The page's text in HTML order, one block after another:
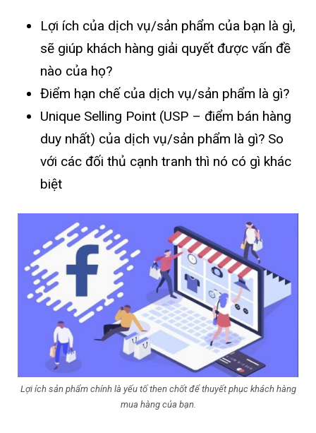
Lợi ích của dịch vụ/sản phẩm của bạn là gì,
sẽ giúp khách hàng giải quyết được vấn đề
nào của họ?
Điểm hạn chế của dịch vụ/sản phẩm là gì?
Unique Selling Point (USP – điểm bán hàng
duy nhất) của dịch vụ/sản phẩm là gì? So
với các đối thủ cạnh tranh thì nó có gì khác
biệt
Lợi ích sản phẩm chính là yếu tố then chốt để thuyết phục khách hàng
mua hàng của bạn.